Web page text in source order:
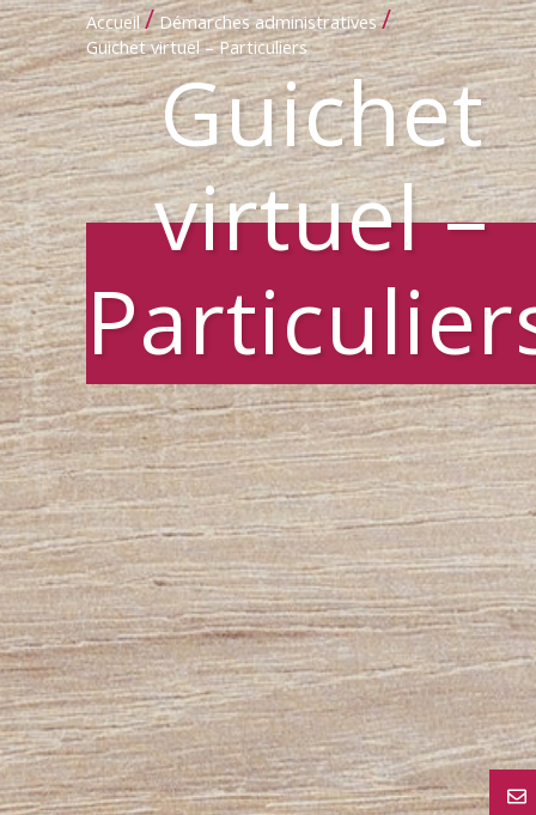
Accueil / Démarches administratives /
Guichet virtuel – Particuliers
Guichet
virtuel –